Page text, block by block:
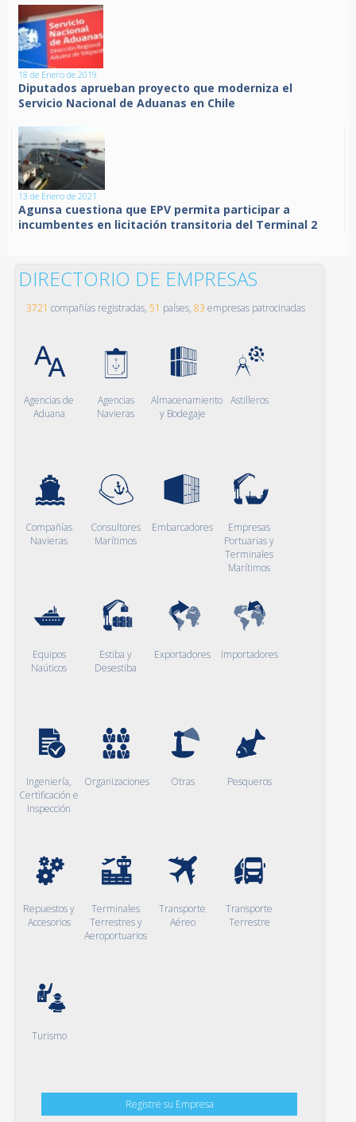
18 de Enero de 2019
Diputados aprueban proyecto que moderniza el
Servicio Nacional de Aduanas en Chile
13 de Enero de 2021
Agunsa cuestiona que EPV permita participar a
incumbentes en licitación transitoria del Terminal 2
DIRECTORIO DE EMPRESAS
3721 compañías registradas, 51 países, 83 empresas patrocinadas
Agencias de
Aduana
Agencias
Navieras
Almacenamiento
y Bodegaje
Astilleros
Compañías
Navieras
Consultores
Marítimos
Embarcadores
Empresas
Portuarias y
Terminales
Marítimos
Equipos
Naúticos
Estiba y
Desestiba
Exportadores Importadores
Ingeniería,
Certificación e
Inspección
Organizaciones Otras Pesqueros
Repuestos y
Accesorios
Terminales
Terrestres y
Aeroportuarios
Transporte
Aéreo
Transporte
Terrestre
Turismo
Registre su Empresa